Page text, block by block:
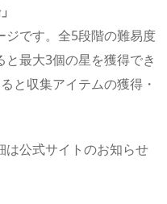
ジです。全5段階の難易度
最大3個の星を獲得でき
と収集アイテムの獲得・
は公式サイトのお知らせ